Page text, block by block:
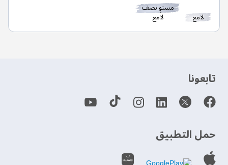
لامع
مستوٍ نصف
لامع
‫تابعونا‬
حمل التطبيق